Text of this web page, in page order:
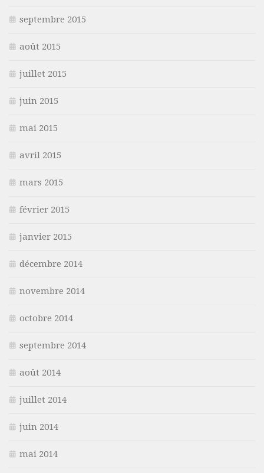
septembre 2015
août 2015
juillet 2015
juin 2015
mai 2015
avril 2015
mars 2015
février 2015
janvier 2015
décembre 2014
novembre 2014
octobre 2014
septembre 2014
août 2014
juillet 2014
juin 2014
mai 2014